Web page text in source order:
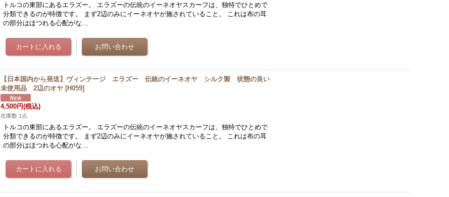
トルコの東部にあるエラズー。 エラズーの伝統のイーネオヤスカーフは、独特でひとめで
分類できるのが特徴です。 まず2辺のみにイーネオヤが施されていること。 これは布の耳
の部分はほつれる心配がな…
【日本国内から発送】ヴィンテージ エラズー 伝統のイーネオヤ シルク製 状態の良い
未使用品 2辺のオヤ [H059]
4,500円(税込)
在庫数 1点
トルコの東部にあるエラズー。 エラズーの伝統のイーネオヤスカーフは、独特でひとめで
分類できるのが特徴です。 まず2辺のみにイーネオヤが施されていること。 これは布の耳
の部分はほつれる心配がな…